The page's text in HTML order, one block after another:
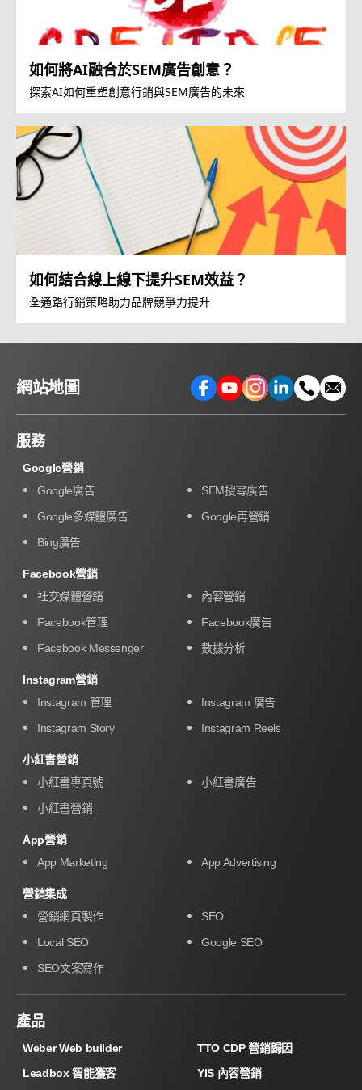
如何將AI融合於SEM廣告創意？
探索AI如何重塑創意行銷與SEM廣告的未來
如何結合線上線下提升SEM效益？
全通路行銷策略助力品牌競爭力提升
網站地圖
服務
Google營銷
Google廣告
SEM搜尋廣告
Google多媒體廣告
Google再營銷
Bing廣告
Facebook營銷
社交媒體營銷
內容營銷
Facebook管理
Facebook廣告
Facebook Messenger
數據分析
Instagram營銷
Instagram 管理
Instagram 廣告
Instagram Story
Instagram Reels
小紅書營銷
小紅書專頁號
小紅書廣告
小紅書營銷
App營銷
App Marketing
App Advertising
營銷集成
營銷網頁製作
SEO
Local SEO
Google SEO
SEO文案寫作
產品
Weber Web builder
TTO CDP 營銷歸因
Leadbox 智能獲客
YIS 內容營銷